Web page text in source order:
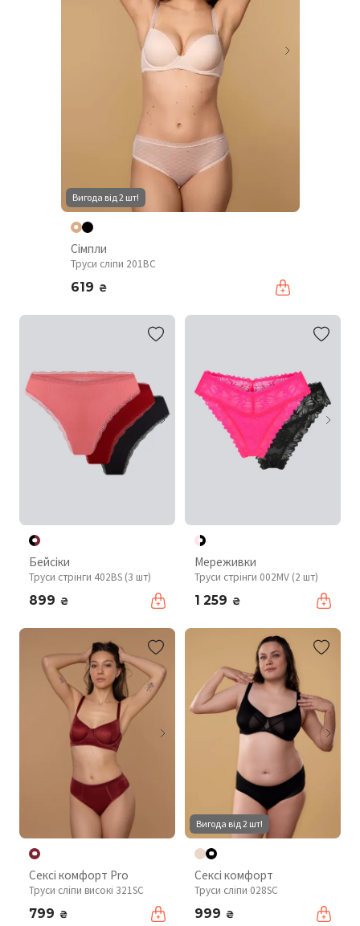
Вигода від 2 шт!
Сімпли
Труси сліпи 201BC
619 ₴
Бейсіки
Труси стрінги 402BS (3 шт)
899 ₴
Мереживки
Труси стрінги 002MV (2 шт)
1 259 ₴
Сексі комфорт Pro
Труси сліпи високі 321SC
799 ₴
Вигода від 2 шт!
Сексі комфорт
Труси сліпи 028SC
999 ₴